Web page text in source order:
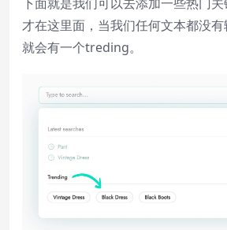
才在这里面，当我们任何文本都没
就会有一个treding。